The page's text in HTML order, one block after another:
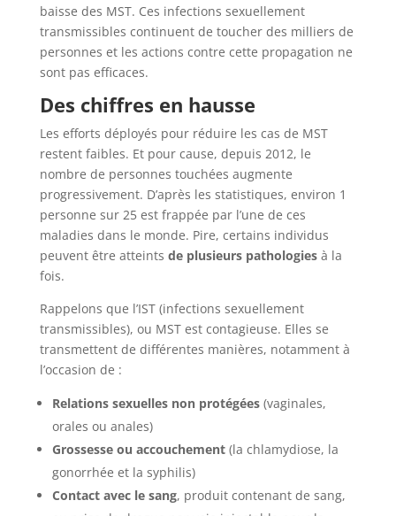
baisse des MST. Ces infections sexuellement
transmissibles continuent de toucher des milliers de
personnes et les actions contre cette propagation ne
sont pas efficaces.
Des chiffres en hausse
Les efforts déployés pour réduire les cas de MST
restent faibles. Et pour cause, depuis 2012, le
nombre de personnes touchées augmente
progressivement. D’après les statistiques, environ 1
personne sur 25 est frappée par l’une de ces
maladies dans le monde. Pire, certains individus
peuvent être atteints de plusieurs pathologiesà la
fois.
Rappelons que l’IST (infections sexuellement
transmissibles), ou MST est contagieuse. Elles se
transmettent de différentes manières, notamment à
l’occasion de :
Relations sexuelles non protégées(vaginales,
orales ou anales)
Grossesse ou accouchement(la chlamydiose, la
gonorrhée et la syphilis)
Contact avec le sang, produit contenant de sang,